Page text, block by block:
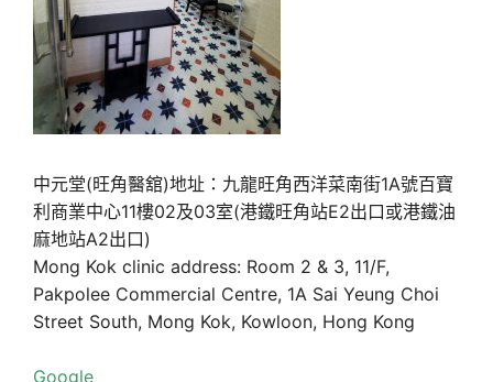
中元堂(旺角醫舘)地址：九龍旺角西洋菜南街1A號百寶
利商業中心11樓02及03室(港鐵旺角站E2出口或港鐵油
麻地站A2出口)
Mong Kok clinic address: Room 2 & 3, 11/F,
Pakpolee Commercial Centre, 1A Sai Yeung Choi
Street South, Mong Kok, Kowloon, Hong Kong
Google